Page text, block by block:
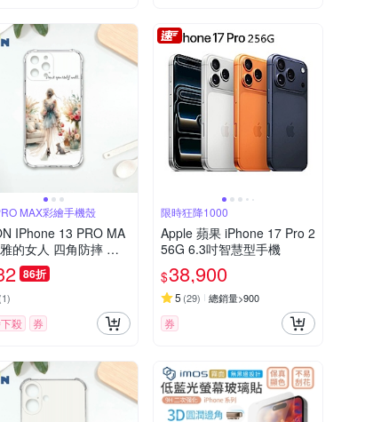
MAX彩繪手機殼
IPhone 13 PRO MA
的女人 四角防摔 軟
機殼86折
(1)
殺 券
限時狂降1000
Apple 蘋果 iPhone 17 Pro 2
56G 6.3吋智慧型手機
$38,900
5 (29) 總銷量>900
券